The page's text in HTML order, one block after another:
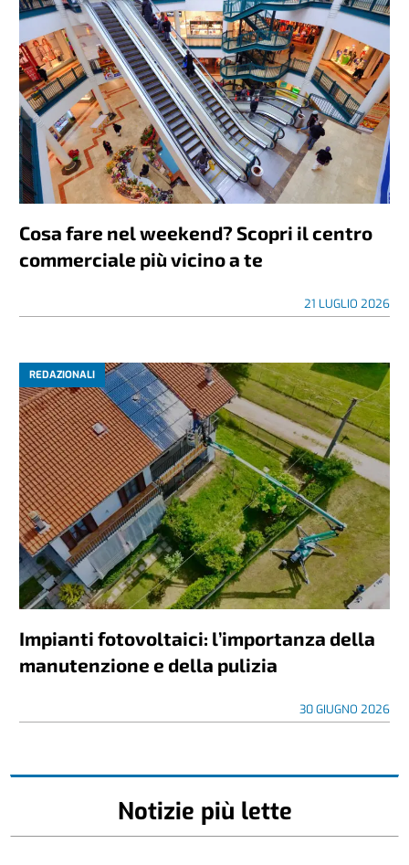
Cosa fare nel weekend? Scopri il centro
commerciale più vicino a te
21 LUGLIO 2026
REDAZIONALI
Impianti fotovoltaici: l’importanza della
manutenzione e della pulizia
30 GIUGNO 2026
Notizie più lette